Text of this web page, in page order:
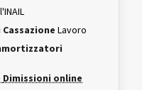
Lavoro
Dimissioni online